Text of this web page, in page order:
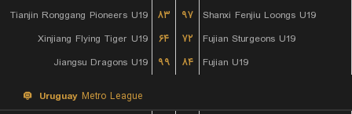
Tianjin Ronggang Pioneers U19
۸۳ ۹۷
Shanxi Fenjiu Loongs U19
Xinjiang Flying Tiger U19
۶۴ ۷۲
Fujian Sturgeons U19
Jiangsu Dragons U19
۹۹ ۸۴ Fujian U19
Uruguay Metro League